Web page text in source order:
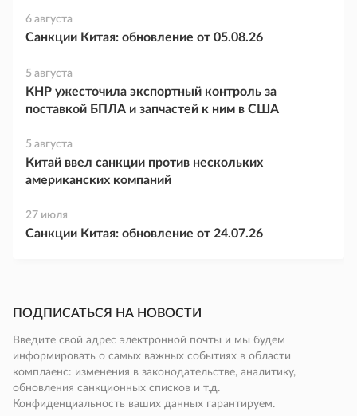
6 августа
Санкции Китая: обновление от 05.08.26
5 августа
КНР ужесточила экспортный контроль за
поставкой БПЛА и запчастей к ним в США
5 августа
Китай ввел санкции против нескольких
американских компаний
27 июля
Санкции Китая: обновление от 24.07.26
ПОДПИСАТЬСЯ НА НОВОСТИ
Введите свой адрес электронной почты и мы будем
информировать о самых важных событиях в области
комплаенс: изменения в законодательстве, аналитику,
обновления санкционных списков и т.д.
Конфиденциальность ваших данных гарантируем.